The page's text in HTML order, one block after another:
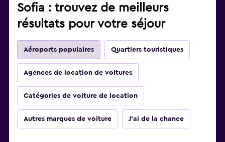
Sofia : trouvez de meilleurs
résultats pour votre séjour
Aéroports populaires Quartiers touristiques
Agences de location de voitures
Catégories de voiture de location
Autres marques de voiture J'ai de la chance